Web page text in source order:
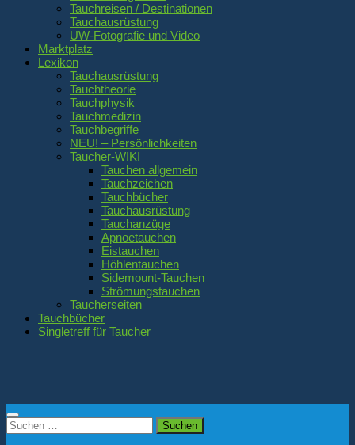
Tauchreisen / Destinationen
Tauchausrüstung
UW-Fotografie und Video
Marktplatz
Lexikon
Tauchausrüstung
Tauchtheorie
Tauchphysik
Tauchmedizin
Tauchbegriffe
NEU! – Persönlichkeiten
Taucher-WIKI
Tauchen allgemein
Tauchzeichen
Tauchbücher
Tauchausrüstung
Tauchanzüge
Apnoetauchen
Eistauchen
Höhlentauchen
Sidemount-Tauchen
Strömungstauchen
Taucherseiten
Tauchbücher
Singletreff für Taucher
Suchen
nach: